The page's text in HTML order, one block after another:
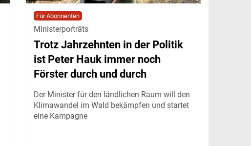
Für Abonnenten
Ministerporträts
Trotz Jahrzehnten in der Politik
ist Peter Hauk immer noch
Förster durch und durch
Der Minister für den ländlichen Raum will den
Klimawandel im Wald bekämpfen und startet
eine Kampagne